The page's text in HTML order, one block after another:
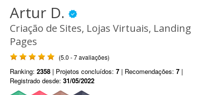
Artur D.
Criação de Sites, Lojas Virtuais, Landing
Pages
(5.0 - 7 avaliações)
Ranking: 2358 | Projetos concluídos: 7 | Recomendações: 7 |
Registrado desde: 31/05/2022